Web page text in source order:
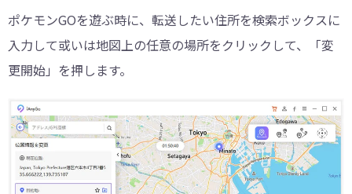
ポケモンGOを遊ぶ時に、転送したい住所を検索ボックスに
入力して或いは地図上の任意の場所をクリックして、「変
更開始」を押します。